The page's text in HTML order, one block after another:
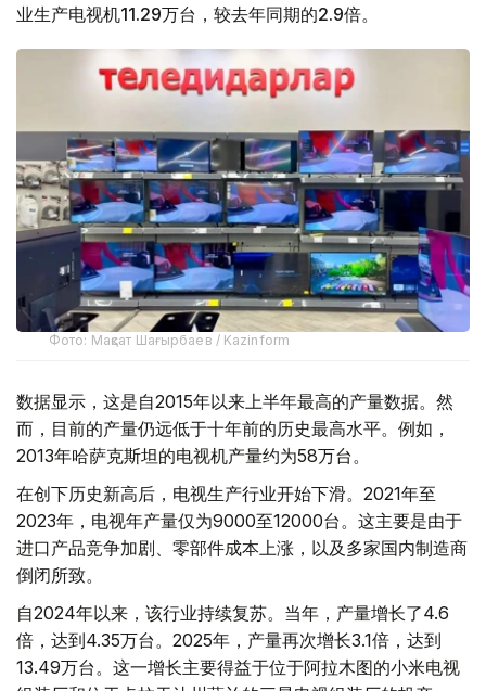
业生产电视机11.29万台，较去年同期的2.9倍。
Фото: Мақсат Шағырбаев / Kazinform
数据显示，这是自2015年以来上半年最高的产量数据。然
而，目前的产量仍远低于十年前的历史最高水平。例如，
2013年哈萨克斯坦的电视机产量约为58万台。
在创下历史新高后，电视生产行业开始下滑。2021年至
2023年，电视年产量仅为9000至12000台。这主要是由于
进口产品竞争加剧、零部件成本上涨，以及多家国内制造商
倒闭所致。
自2024年以来，该行业持续复苏。当年，产量增长了4.6
倍，达到4.35万台。2025年，产量再次增长3.1倍，达到
13.49万台。这一增长主要得益于位于阿拉木图的小米电视